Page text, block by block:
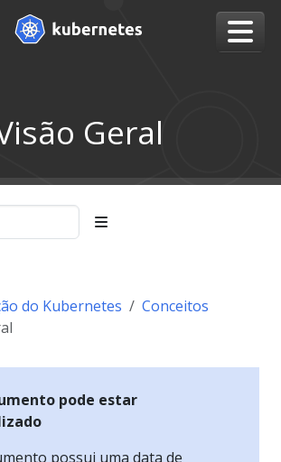
Geral
do Kubernetes
Conceitos
pode estar
possui uma data de